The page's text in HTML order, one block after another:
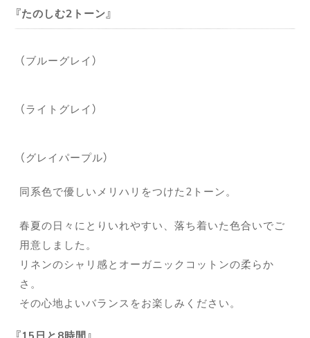
たのしむ2トーン
（ブルーグレイ）
（ライトグレイ）
（グレイパープル）
同系色で優しいメリハリをつけた2トーン。
春夏の日々にとりいれやすい、落ち着いた色合いでご
用意しました。
リネンのシャリ感とオーガニックコットンの柔らか
さ。
その心地よいバランスをお楽しみください。